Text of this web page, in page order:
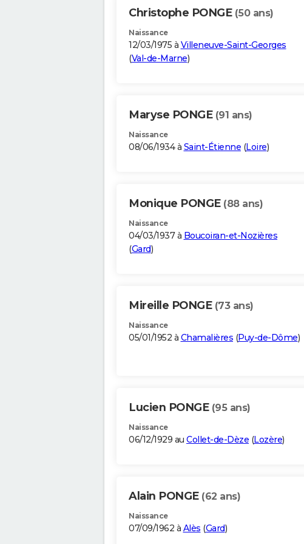
Christophe PONGE (50 ans)
Naissance
12/03/1975 à Villeneuve-Saint-Georges
(Val-de-Marne)
Maryse PONGE (91 ans)
Naissance
08/06/1934 à Saint-Étienne (Loire)
Monique PONGE (88 ans)
Naissance
04/03/1937 à Boucoiran-et-Nozières
(Gard)
Mireille PONGE (73 ans)
Naissance
05/01/1952 à Chamalières (Puy-de-Dôme)
Lucien PONGE (95 ans)
Naissance
06/12/1929 au Collet-de-Dèze (Lozère)
Alain PONGE (62 ans)
Naissance
07/09/1962 à Alès (Gard)